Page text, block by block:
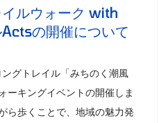
ルウォーク with
の開催について
グトレイル「みちのく潮風
ーキングイベントの開催しま
ら歩くことで、地域の魅力発